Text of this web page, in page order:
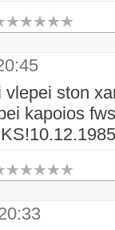
ston
kapoios